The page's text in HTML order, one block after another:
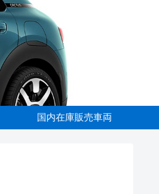
国内在庫販売車両